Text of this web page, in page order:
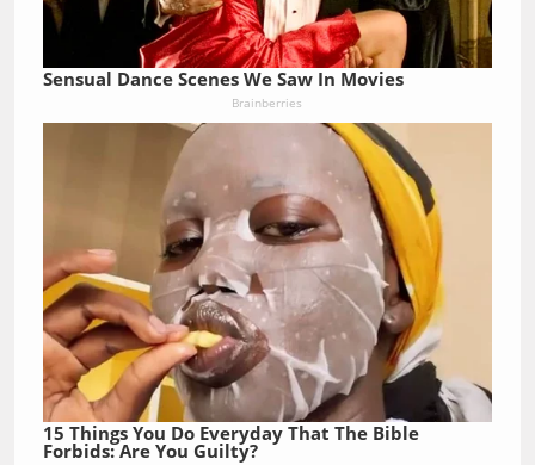
Sensual Dance Scenes We Saw In Movies
Brainberries
15 Things You Do Everyday That The Bible
Forbids: Are You Guilty?